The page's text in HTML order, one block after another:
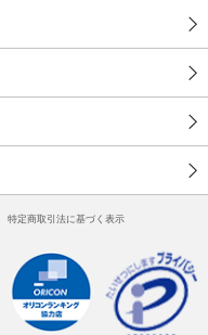
特定商取引法に基づく表示